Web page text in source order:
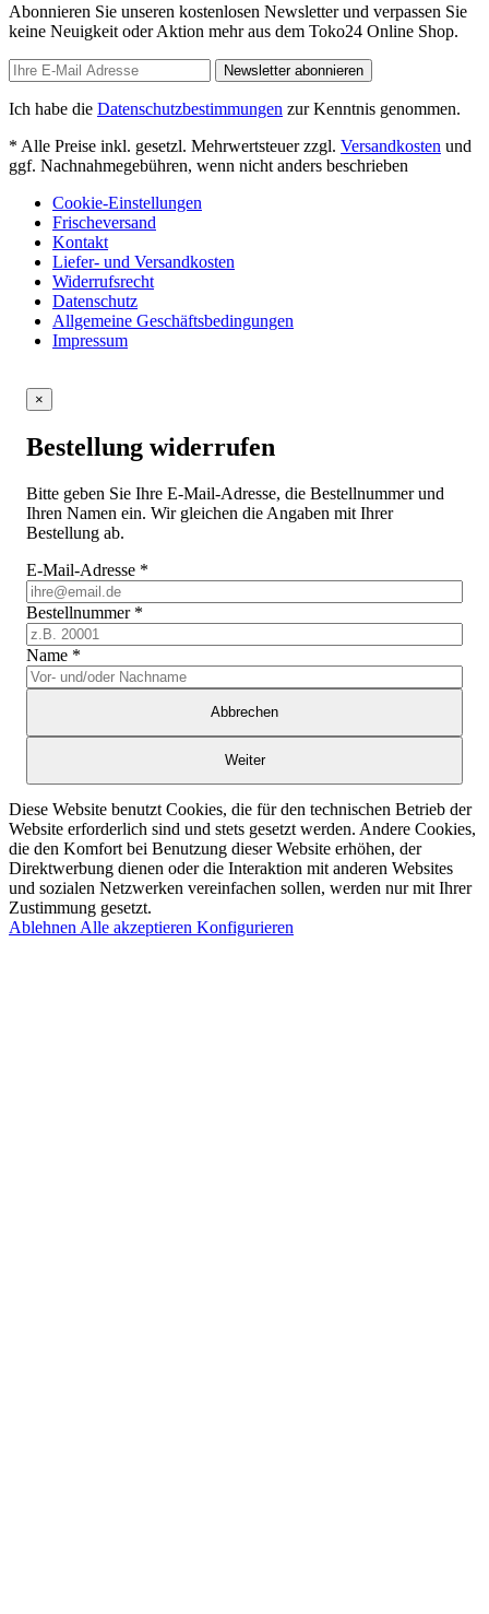
Abonnieren Sie unseren kostenlosen Newsletter und verpassen Sie
keine Neuigkeit oder Aktion mehr aus dem Toko24 Online Shop.
Newsletter abonnieren
Ich habe die Datenschutzbestimmungen zur Kenntnis genommen.
* Alle Preise inkl. gesetzl. Mehrwertsteuer zzgl. Versandkosten und
ggf. Nachnahmegebühren, wenn nicht anders beschrieben
Cookie-Einstellungen
Frischeversand
Kontakt
Liefer- und Versandkosten
Widerrufsrecht
Datenschutz
Allgemeine Geschäftsbedingungen
Impressum
×
Bestellung widerrufen
Bitte geben Sie Ihre E-Mail-Adresse, die Bestellnummer und
Ihren Namen ein. Wir gleichen die Angaben mit Ihrer
Bestellung ab.
E-Mail-Adresse *
Bestellnummer *
Name *
Abbrechen
Weiter
Diese Website benutzt Cookies, die für den technischen Betrieb der
Website erforderlich sind und stets gesetzt werden. Andere Cookies,
die den Komfort bei Benutzung dieser Website erhöhen, der
Direktwerbung dienen oder die Interaktion mit anderen Websites
und sozialen Netzwerken vereinfachen sollen, werden nur mit Ihrer
Zustimmung gesetzt.
Ablehnen Alle akzeptieren Konfigurieren